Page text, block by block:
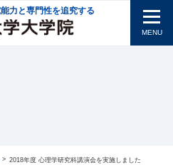
力と専門性を追究する
MENU
2018年度 心理学研究科講演会を実施しました